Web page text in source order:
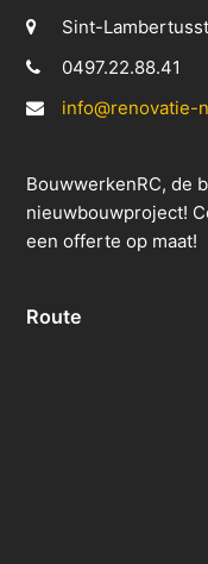
Sint-
0497.22.88.41
info@renovatie-
BouwwerkenRC, de
nieuwbouwproject!
een offerte op maat!
Route